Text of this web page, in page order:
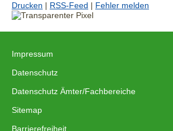
Drucken | RSS-Feed | Fehler melden
Impressum
Datenschutz
Datenschutz Ämter/Fachbereiche
Sitemap
Barrierefreiheit